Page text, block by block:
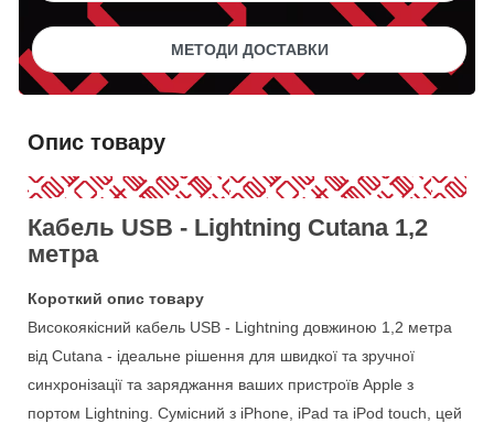
МЕТОДИ ДОСТАВКИ
Опис товару
Кабель USB - Lightning Cutana 1,2
метра
Короткий опис товару
Високоякісний кабель USB - Lightning довжиною 1,2 метра
від Cutana - ідеальне рішення для швидкої та зручної
синхронізації та заряджання ваших пристроїв Apple з
портом Lightning. Сумісний з iPhone, iPad та iPod touch, цей